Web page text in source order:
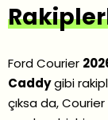
Ford Courier
Caddygibi
çıksa da,